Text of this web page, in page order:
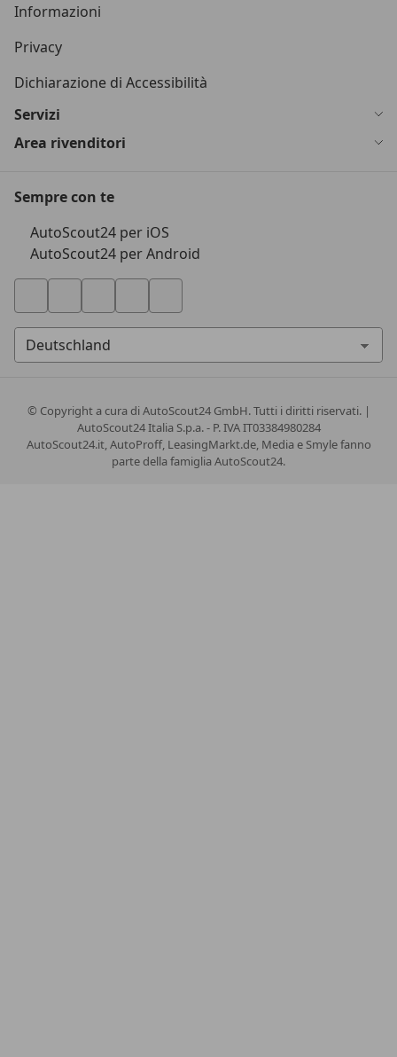
Informazioni
Privacy
Dichiarazione di Accessibilità
Servizi
Area rivenditori
Sempre con te
AutoScout24 per iOS
AutoScout24 per Android
© Copyrighta cura di AutoScout24 GmbH. Tutti i diritti riservati. |
AutoScout24 Italia S.p.a. - P. IVA IT03384980284
AutoScout24.it, AutoProff, LeasingMarkt.de, Media e Smyle fanno
parte della famiglia AutoScout24.